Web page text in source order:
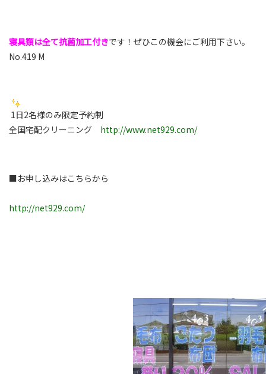
寝具類は全て抗菌加工付きです！ぜひこの機会にご利用下さい。
No.419 M
1日2名様のみ限定予約制
全国宅配クリーニング http://www.net929.com/
■お申し込みはこちらから
http://net929.com/